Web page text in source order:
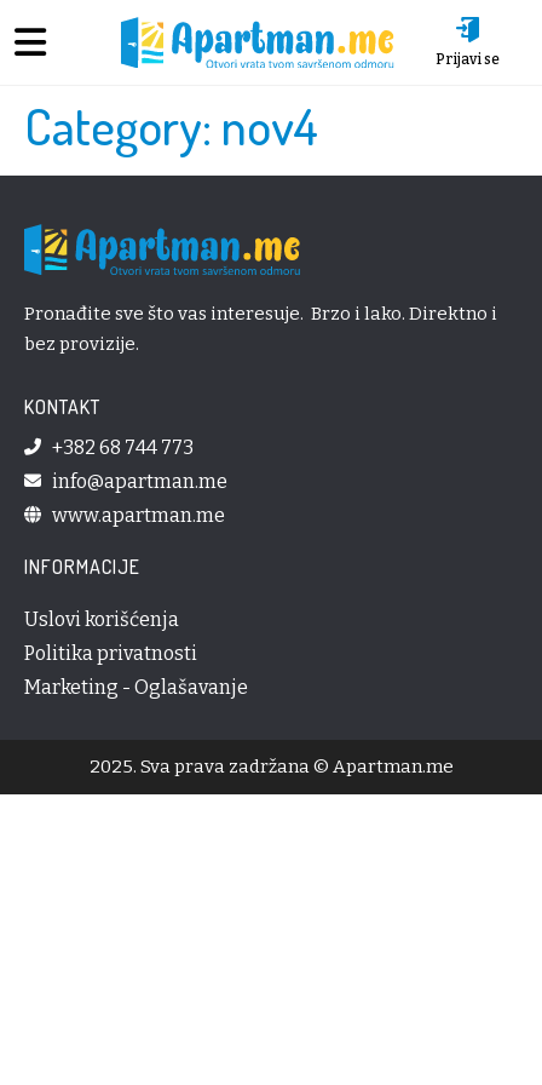
Prijavi se
Category: nov4
Pronađite sve što vas interesuje. Brzo i lako. Direktno i
bez provizije.
KONTAKT
+382 68 744 773
info@apartman.me
www.apartman.me
INFORMACIJE
Uslovi korišćenja
Politika privatnosti
Marketing - Oglašavanje
2025. Sva prava zadržana © Apartman.me